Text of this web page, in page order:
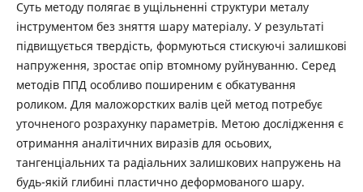
Суть методу полягає в ущільненні структури металу
інструментом без зняття шару матеріалу. У результаті
підвищується твердість, формуються стискуючі залишкові
напруження, зростає опір втомному руйнуванню. Серед
методів ППД особливо поширеним є обкатування
роликом. Для маложорстких валів цей метод потребує
уточненого розрахунку параметрів. Метою дослідження є
отримання аналітичних виразів для осьових,
тангенціальних та радіальних залишкових напружень на
будь-якій глибині пластично деформованого шару.